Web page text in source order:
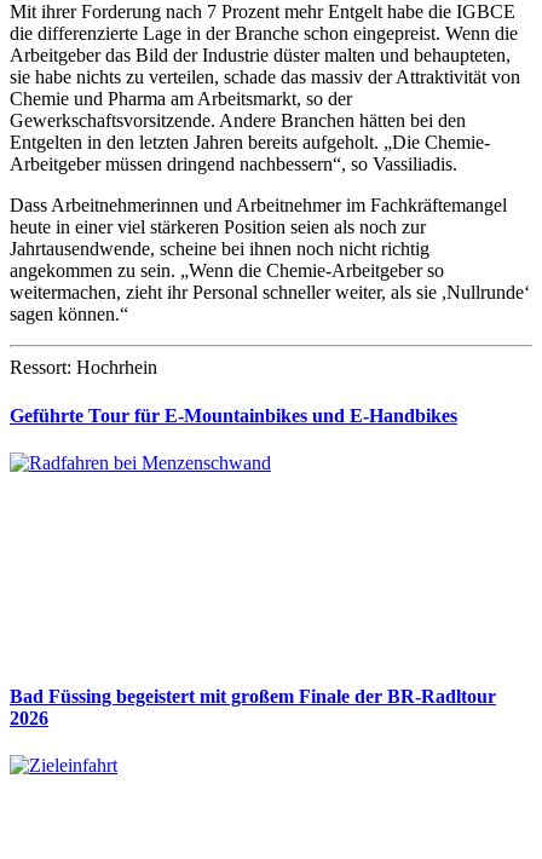
Mit ihrer Forderung nach 7 Prozent mehr Entgelt habe die IGBCE
die differenzierte Lage in der Branche schon eingepreist. Wenn die
Arbeitgeber das Bild der Industrie düster malten und behaupteten,
sie habe nichts zu verteilen, schade das massiv der Attraktivität von
Chemie und Pharma am Arbeitsmarkt, so der
Gewerkschaftsvorsitzende. Andere Branchen hätten bei den
Entgelten in den letzten Jahren bereits aufgeholt. „Die Chemie-
Arbeitgeber müssen dringend nachbessern“, so Vassiliadis.
Dass Arbeitnehmerinnen und Arbeitnehmer im Fachkräftemangel
heute in einer viel stärkeren Position seien als noch zur
Jahrtausendwende, scheine bei ihnen noch nicht richtig
angekommen zu sein. „Wenn die Chemie-Arbeitgeber so
weitermachen, zieht ihr Personal schneller weiter, als sie ,Nullrunde‘
sagen können.“
Ressort: Hochrhein
Geführte Tour für E-Mountainbikes und E-Handbikes
Bad Füssing begeistert mit großem Finale der BR-Radltour
2026